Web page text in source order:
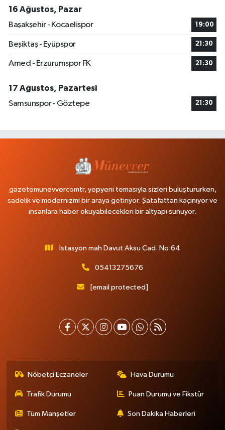
16 Ağustos, Pazar
Başakşehir - Kocaelispor
19:00
Beşiktaş - Eyüpspor 21:30
Amed - Erzurumspor FK 21:30
17 Ağustos, Pazartesi
Samsunspor - Göztepe
21:30
gazetemunevvercomtr, yepyeni temasıyla sizleri buluştururken,
sadelik ve modernizmi bir araya getiriyor. Şatafattan kaçınıyor ve
insanlara haber okuyabilecekleri bir altyapı sunuyor.
İstasyon mah Davut Aksu Cad. No:64
05413275676
[email protected]
Nöbetçi Eczaneler Hava Durumu
Trafik Durumu Puan Durumu ve Fikstür
Tüm Manşetler Son Dakika Haberleri